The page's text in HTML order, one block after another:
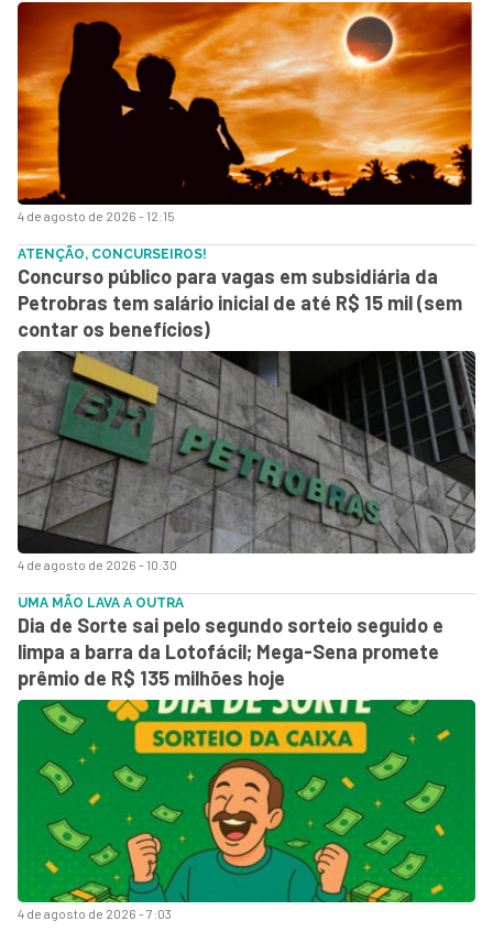
4 de agosto de 2026 - 12:15
4 de agosto de 2026 - 10:30
ATENÇÃO, CONCURSEIROS!
Concurso público para vagas em subsidiária da
Petrobras tem salário inicial de até R$ 15 mil (sem
contar os benefícios)
4 de agosto de 2026 - 7:03
UMA MÃO LAVA A OUTRA
Dia de Sorte sai pelo segundo sorteio seguido e
limpa a barra da Lotofácil; Mega-Sena promete
prêmio de R$ 135 milhões hoje